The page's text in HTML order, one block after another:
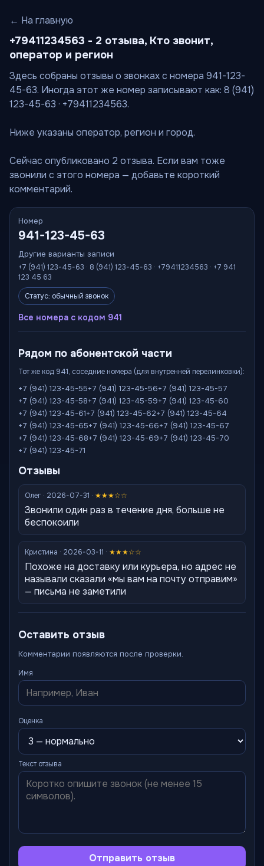
← На главную
+79411234563 - 2 отзыва, Кто звонит,
оператор и регион
Здесь собраны отзывы о звонках с номера 941-123-
45-63. Иногда этот же номер записывают как: 8 (941)
123-45-63 · +79411234563.
Ниже указаны оператор, регион и город.
Сейчас опубликовано 2 отзыва. Если вам тоже
звонили с этого номера — добавьте короткий
комментарий.
Номер
941-123-45-63
Другие варианты записи
+7 (941) 123-45-63 · 8 (941) 123-45-63 · +79411234563 · +7 941
123 45 63
Статус: обычный звонок
Все номера с кодом 941
Рядом по абонентской части
Тот же код 941, соседние номера (для внутренней перелинковки):
+7 (941) 123-45-55+7 (941) 123-45-56+7 (941) 123-45-57
+7 (941) 123-45-58+7 (941) 123-45-59+7 (941) 123-45-60
+7 (941) 123-45-61+7 (941) 123-45-62+7 (941) 123-45-64
+7 (941) 123-45-65+7 (941) 123-45-66+7 (941) 123-45-67
+7 (941) 123-45-68+7 (941) 123-45-69+7 (941) 123-45-70
+7 (941) 123-45-71
Отзывы
Олег · 2026-07-31 · ★★★☆☆
Звонили один раз в течение дня, больше не
беспокоили
Кристина · 2026-03-11 · ★★★☆☆
Похоже на доставку или курьера, но адрес не
называли сказали «мы вам на почту отправим»
— письма не заметили
Оставить отзыв
Комментарии появляются после проверки.
Имя
Оценка
Текст отзыва
Отправить отзыв